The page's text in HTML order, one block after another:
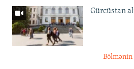
Gürcüstan